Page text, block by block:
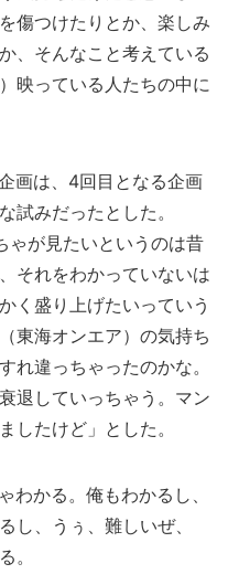
傷つけたりとか、楽しみ
、そんなこと考えている
映っている人たちの中に
画は、4回目となる企画
試みだったとした。
ゃが見たいというのは昔
それをわかっていないは
く盛り上げたいっていう
東海オンエア）の気持ち
れ違っちゃったのかな。
退していっちゃう。マン
したけど」とした。
かる。俺もわかるし、
し、うぅ、難しいぜ、
。